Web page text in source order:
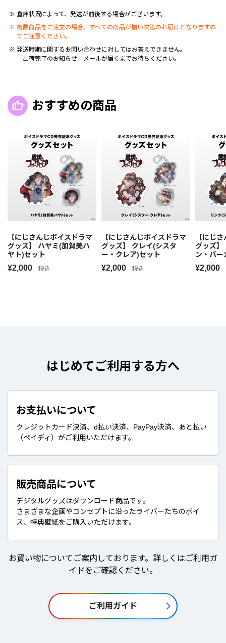
倉庫状況によって、発送が前後する場合がございます。
複数商品をご注文の場合、すべての商品が揃い次第のお届けとなりますの
でご注意ください。
発送時期に関するお問い合わせに対してはお答えできません。
「出荷完了のお知らせ」メールが届くまでお待ちください。
おすすめの商品
【にじさんじボイスドラマ
グッズ】 ハヤミ(加賀美ハ
ヤト)セット
¥2,000 税込
【にじさんじボイスドラマ
グッズ】 クレイ(シスタ
ー・クレア)セット
¥2,000 税込
【にじ
グッズ】
ン・バ
¥2,000
はじめてご利用する方へ
お支払いについて
クレジットカード決済、d払い決済、PayPay決済、あと払い
（ペイディ）がご利用いただけます。
販売商品について
デジタルグッズはダウンロード商品です。
さまざまな企画やコンセプトに沿ったライバーたちのボイ
ス、特典壁紙をご購入いただけます。
お買い物についてご案内しております。詳しくはご利用ガ
イドをご確認ください。
ご利用ガイド